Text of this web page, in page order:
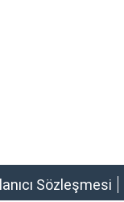
Sözleşmesi